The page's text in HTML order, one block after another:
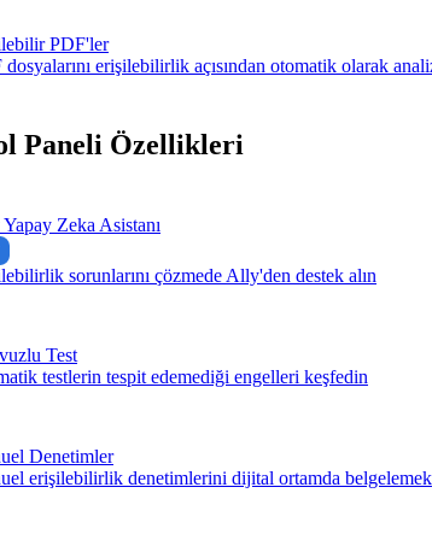
PDF'ler
dosyalarını erişilebilirlik açısından otomatik olarak
Paneli Özellikleri
Zeka Asistanı
sorunlarını çözmede Ally'den destek alın
Test
testlerin tespit edemediği engelleri keşfedin
Denetimler
erişilebilirlik denetimlerini dijital ortamda belgelemek